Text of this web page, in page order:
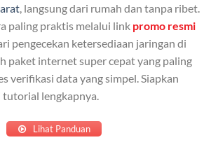
digunakan di seluruh Indonesia
3G, dan 4G.
Roaming
digunakan di dalam negeri.
, langsung dari rumah dan tanpa ribet.
paling praktis melalui link promo resmi
pengecekan ketersediaan jaringan di
paket internet super cepat yang paling
verifikasi data yang simpel. Siapkan
lengkapnya.
Lihat Panduan